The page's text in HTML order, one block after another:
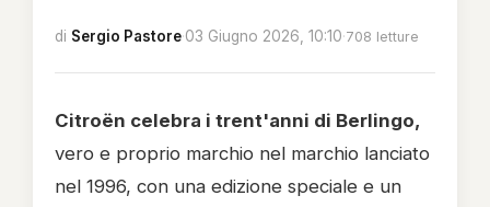
di Sergio Pastore·03 Giugno 2026, 10:10·708 letture
Citroën celebra i trent'anni di Berlingo,
vero e proprio marchio nel marchio lanciato
nel 1996, con una edizione speciale e un